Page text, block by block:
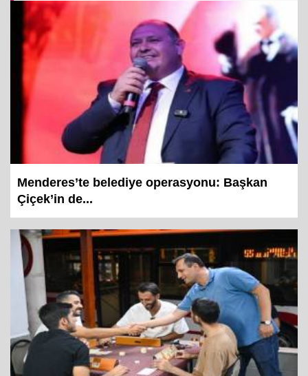
Menderes’te belediye operasyonu: Başkan
Çiçek’in de...